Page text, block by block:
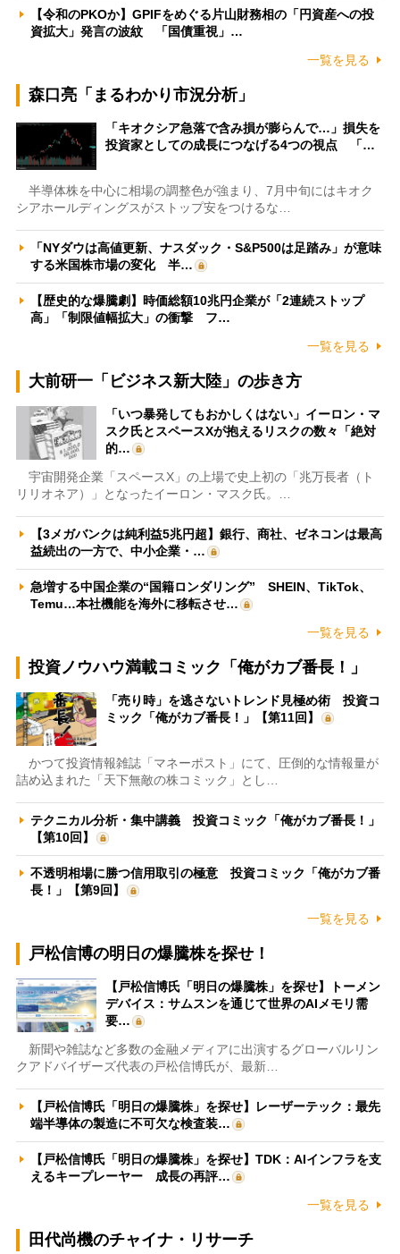
【令和のPKOか】GPIFをめぐる片山財務相の「円資産への投
資拡大」発言の波紋 「国債重視」…
一覧を見る
森口亮「まるわかり市況分析」
「キオクシア急落で含み損が膨らんで…」損失を
投資家としての成長につなげる4つの視点 「…
半導体株を中心に相場の調整色が強まり、7月中旬にはキオク
シアホールディングスがストップ安をつけるな…
「NYダウは高値更新、ナスダック・S&P500は足踏み」が意味
する米国株市場の変化 半…
【歴史的な爆騰劇】時価総額10兆円企業が「2連続ストップ
高」「制限値幅拡大」の衝撃 フ…
一覧を見る
大前研一「ビジネス新大陸」の歩き方
「いつ暴発してもおかしくはない」イーロン・マ
スク氏とスペースXが抱えるリスクの数々「絶対
的…
宇宙開発企業「スペースX」の上場で史上初の「兆万長者（ト
リリオネア）」となったイーロン・マスク氏。…
【3メガバンクは純利益5兆円超】銀行、商社、ゼネコンは最高
益続出の一方で、中小企業・…
急増する中国企業の“国籍ロンダリング” SHEIN、TikTok、
Temu…本社機能を海外に移転させ…
一覧を見る
投資ノウハウ満載コミック「俺がカブ番長！」
「売り時」を逃さないトレンド見極め術 投資コ
ミック「俺がカブ番長！」【第11回】
かつて投資情報雑誌「マネーポスト」にて、圧倒的な情報量が
詰め込まれた「天下無敵の株コミック」とし…
テクニカル分析・集中講義 投資コミック「俺がカブ番長！」
【第10回】
不透明相場に勝つ信用取引の極意 投資コミック「俺がカブ番
長！」【第9回】
一覧を見る
戸松信博の明日の爆騰株を探せ！
【戸松信博氏「明日の爆騰株」を探せ】トーメン
デバイス：サムスンを通じて世界のAIメモリ需
要…
新聞や雑誌など多数の金融メディアに出演するグローバルリン
クアドバイザーズ代表の戸松信博氏が、最新…
【戸松信博氏「明日の爆騰株」を探せ】レーザーテック：最先
端半導体の製造に不可欠な検査装…
【戸松信博氏「明日の爆騰株」を探せ】TDK：AIインフラを支
えるキープレーヤー 成長の再評…
一覧を見る
田代尚機のチャイナ・リサーチ